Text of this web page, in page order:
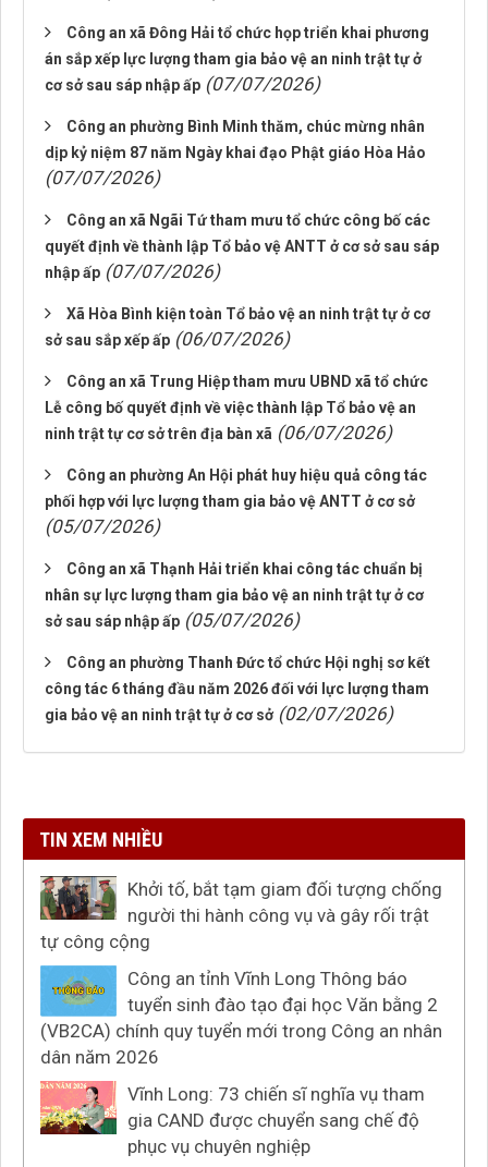
Công an xã Đông Hải tổ chức họp triển khai phương
án sắp xếp lực lượng tham gia bảo vệ an ninh trật tự ở
cơ sở sau sáp nhập ấp (07/07/2026)
Công an phường Bình Minh thăm, chúc mừng nhân
dịp kỷ niệm 87 năm Ngày khai đạo Phật giáo Hòa Hảo
(07/07/2026)
Công an xã Ngãi Tứ tham mưu tổ chức công bố các
quyết định về thành lập Tổ bảo vệ ANTT ở cơ sở sau sáp
nhập ấp (07/07/2026)
Xã Hòa Bình kiện toàn Tổ bảo vệ an ninh trật tự ở cơ
sở sau sắp xếp ấp (06/07/2026)
Công an xã Trung Hiệp tham mưu UBND xã tổ chức
Lễ công bố quyết định về việc thành lập Tổ bảo vệ an
ninh trật tự cơ sở trên địa bàn xã (06/07/2026)
Công an phường An Hội phát huy hiệu quả công tác
phối hợp với lực lượng tham gia bảo vệ ANTT ở cơ sở
(05/07/2026)
Công an xã Thạnh Hải triển khai công tác chuẩn bị
nhân sự lực lượng tham gia bảo vệ an ninh trật tự ở cơ
sở sau sáp nhập ấp (05/07/2026)
Công an phường Thanh Đức tổ chức Hội nghị sơ kết
công tác 6 tháng đầu năm 2026 đối với lực lượng tham
gia bảo vệ an ninh trật tự ở cơ sở (02/07/2026)
TIN XEM NHIỀU
Khởi tố, bắt tạm giam đối tượng chống
người thi hành công vụ và gây rối trật
tự công cộng
Công an tỉnh Vĩnh Long Thông báo
tuyển sinh đào tạo đại học Văn bằng 2
(VB2CA) chính quy tuyển mới trong Công an nhân
dân năm 2026
Vĩnh Long: 73 chiến sĩ nghĩa vụ tham
gia CAND được chuyển sang chế độ
phục vụ chuyên nghiệp